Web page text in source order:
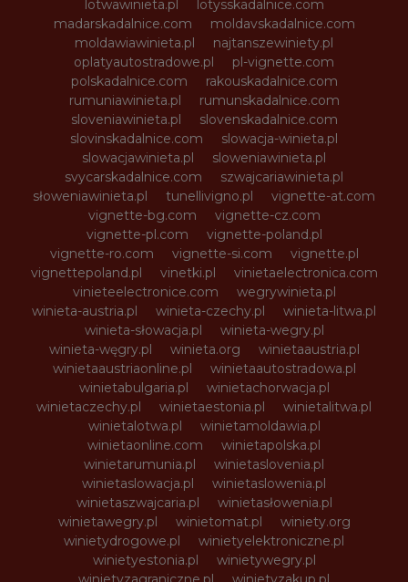
lotwawinieta.pl
lotysskadalnice.com
madarskadalnice.com
moldavskadalnice.com
moldawiawinieta.pl
najtanszewiniety.pl
oplatyautostradowe.pl
pl-vignette.com
polskadalnice.com
rakouskadalnice.com
rumuniawinieta.pl
rumunskadalnice.com
sloveniawinieta.pl
slovenskadalnice.com
slovinskadalnice.com
slowacja-winieta.pl
slowacjawinieta.pl
sloweniawinieta.pl
svycarskadalnice.com
szwajcariawinieta.pl
słoweniawinieta.pl
tunellivigno.pl
vignette-at.com
vignette-bg.com
vignette-cz.com
vignette-pl.com
vignette-poland.pl
vignette-ro.com
vignette-si.com
vignette.pl
vignettepoland.pl
vinetki.pl
vinietaelectronica.com
vinieteelectronice.com
wegrywinieta.pl
winieta-austria.pl
winieta-czechy.pl
winieta-litwa.pl
winieta-słowacja.pl
winieta-wegry.pl
winieta-węgry.pl
winieta.org
winietaaustria.pl
winietaaustriaonline.pl
winietaautostradowa.pl
winietabulgaria.pl
winietachorwacja.pl
winietaczechy.pl
winietaestonia.pl
winietalitwa.pl
winietalotwa.pl
winietamoldawia.pl
winietaonline.com
winietapolska.pl
winietarumunia.pl
winietaslovenia.pl
winietaslowacja.pl
winietaslowenia.pl
winietaszwajcaria.pl
winietasłowenia.pl
winietawegry.pl
winietomat.pl
winiety.org
winietydrogowe.pl
winietyelektroniczne.pl
winietyestonia.pl
winietywegry.pl